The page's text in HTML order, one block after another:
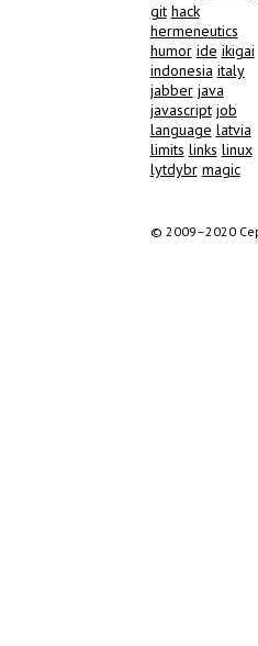
git hack
hermeneutics
humor ide ikigai
indonesia italy
jabber java
javascript job
language latvia
limits links linux
lytdybr magic
© 2009–2020